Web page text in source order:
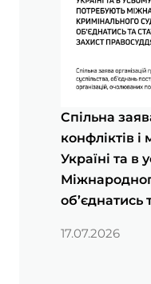
Спільна
конфліктів
Україні та в
об’єднатись
17.07.2026